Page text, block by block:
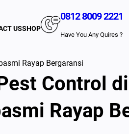
USSHOP
0812 8009 2221
Have You Any Quires ?
Rayap Bergaransi
Control
Rayap